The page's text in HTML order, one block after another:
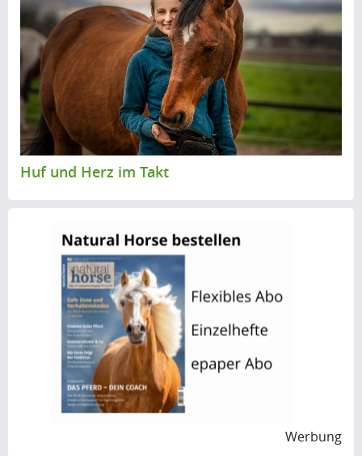
Huf und Herz im Takt
i
o
s
Werbung